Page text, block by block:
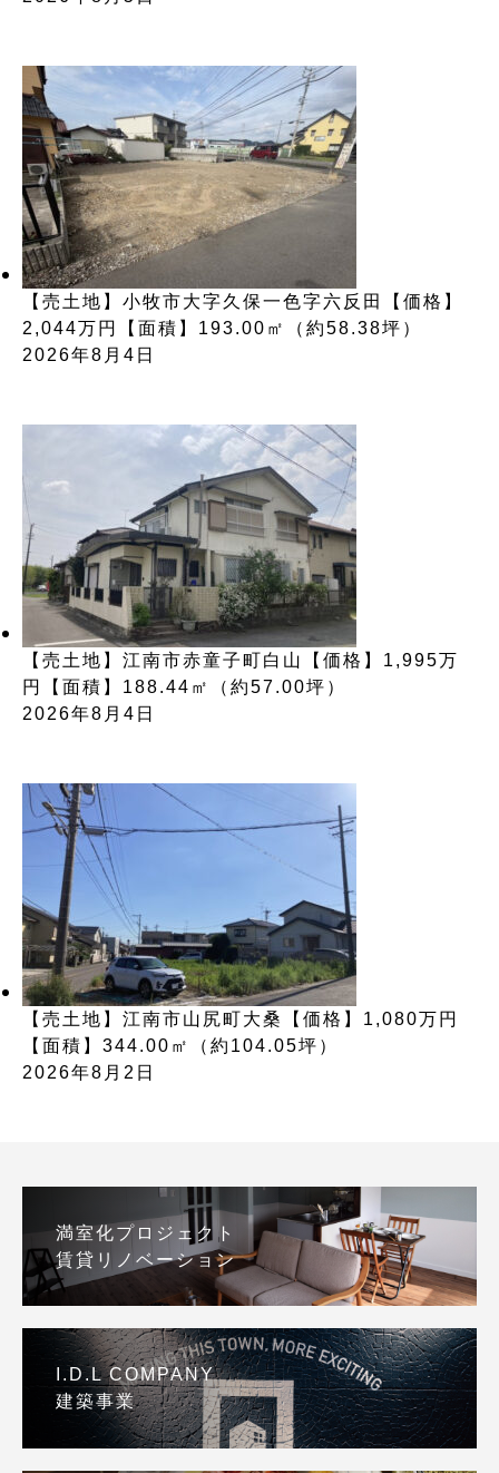
【売土地】小牧市大字久保一色字六反田【価格】
2,044万円【面積】193.00㎡（約58.38坪）
2026年8月4日
【売土地】江南市赤童子町白山【価格】1,995万
円【面積】188.44㎡（約57.00坪）
2026年8月4日
【売土地】江南市山尻町大桑【価格】1,080万円
【面積】344.00㎡（約104.05坪）
2026年8月2日
満室化プロジェクト
賃貸リノベーション
I.D.L COMPANY
建築事業